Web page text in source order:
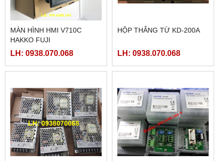
MÀN HÌNH HMI V710C
HAKKO FUJI
LH: 0938.070.068
HỘP THẮNG TỪ KD-200A
LH: 0938.070.068